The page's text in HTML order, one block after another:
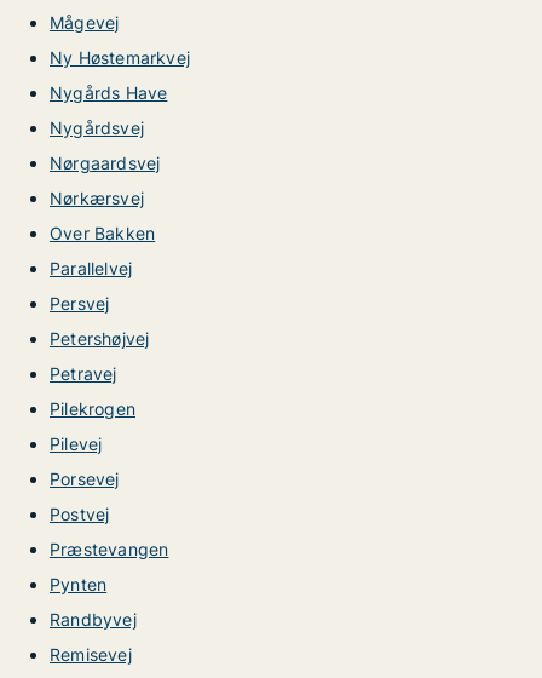
Mågevej
Ny Høstemarkvej
Nygårds Have
Nygårdsvej
Nørgaardsvej
Nørkærsvej
Over Bakken
Parallelvej
Persvej
Petershøjvej
Petravej
Pilekrogen
Pilevej
Porsevej
Postvej
Præstevangen
Pynten
Randbyvej
Remisevej